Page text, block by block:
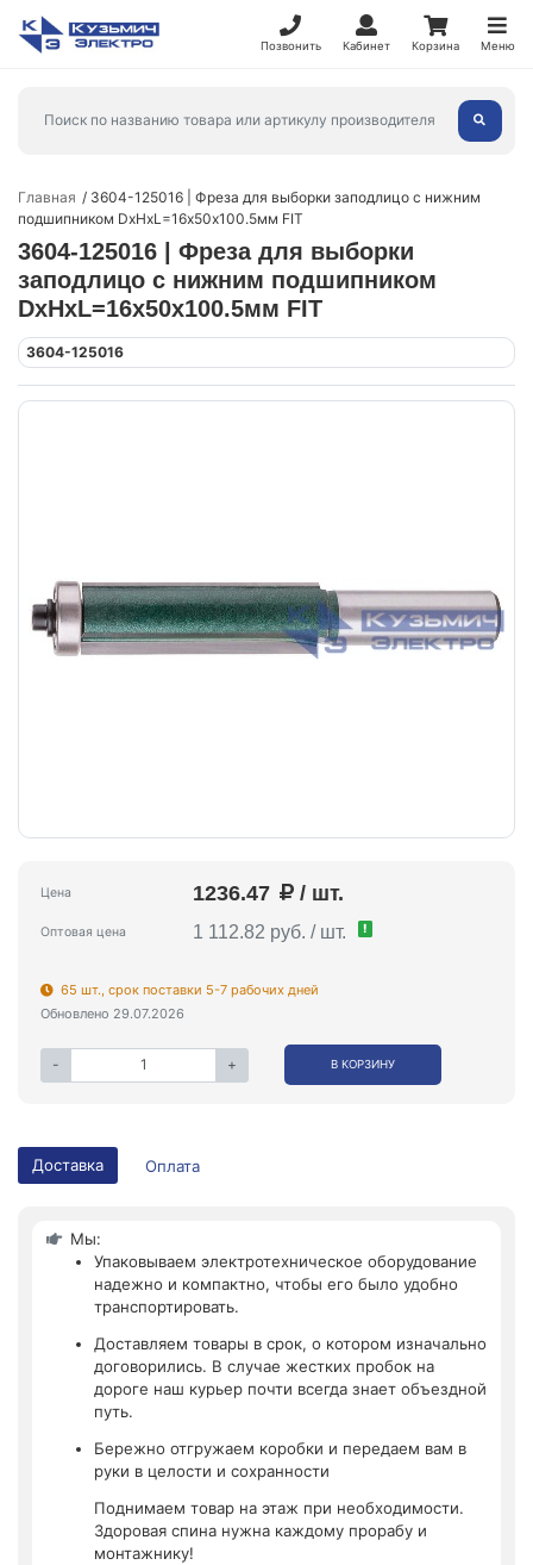
Позвонить Кабинет Корзина Меню
Главная
3604-125016 | Фреза для выборки заподлицо с нижним
подшипником DхHхL=16х50х100.5мм FIT
3604-125016 | Фреза для выборки
заподлицо с нижним подшипником
DхHхL=16х50х100.5мм FIT
3604-125016
Цена 1236.47 / шт.
Оптовая цена 1 112.82 руб. / шт. !
65 шт., срок поставки 5-7 рабочих дней
Обновлено 29.07.2026
- + В КОРЗИНУ
Доставка Оплата
Мы:
Упаковываем электротехническое оборудование
надежно и компактно, чтобы его было удобно
транспортировать.
Доставляем товары в срок, о котором изначально
договорились. В случае жестких пробок на
дороге наш курьер почти всегда знает объездной
путь.
Бережно отгружаем коробки и передаем вам в
руки в целости и сохранности
Поднимаем товар на этаж при необходимости.
Здоровая спина нужна каждому прорабу и
монтажнику!